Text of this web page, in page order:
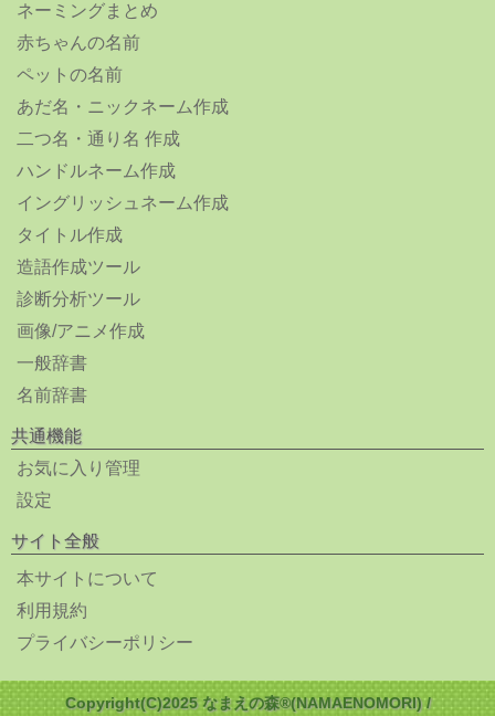
ネーミングまとめ
赤ちゃんの名前
ペットの名前
あだ名・ニックネーム作成
二つ名・通り名 作成
ハンドルネーム作成
イングリッシュネーム作成
タイトル作成
造語作成ツール
診断分析ツール
画像/アニメ作成
一般辞書
名前辞書
共通機能
お気に入り管理
設定
サイト全般
本サイトについて
利用規約
プライバシーポリシー
Copyright(C)2025 なまえの森®(NAMAENOMORI) /